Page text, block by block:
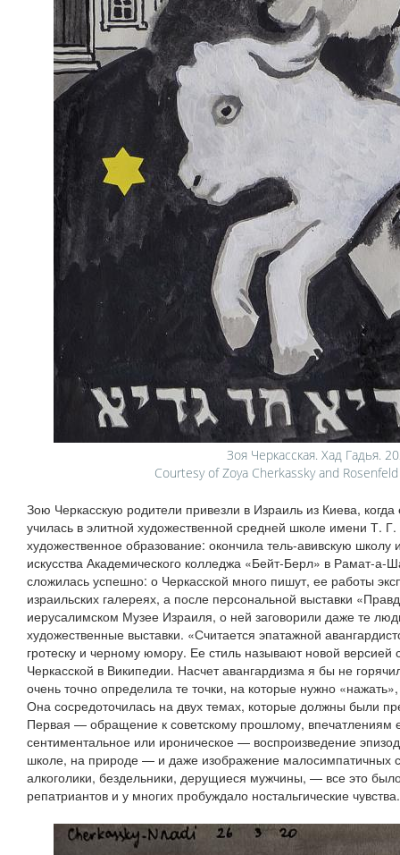
Зоя Черкасская. Хад Гадья.
Courtesy of Zoya Cherkassky and Rosenfeld
Зою Черкасскую родители привезли в Израиль из Киева,
училась в элитной художественной средней школе имени Т.
художественное образование: окончила тель‑авивскую
искусства Академического колледжа «Бейт‑Берл» в
сложилась успешно: о Черкасской много пишут, ее работы
израильских галереях, а после персональной выставки
иерусалимском Музее Израиля, о ней заговорили даже те
художественные выставки. «Считается эпатажной
гротеску и черному юмору. Ее стиль называют новой
Черкасской в Википедии. Насчет авангардизма я бы не
очень точно определила те точки, на которые нужно
Она сосредоточилась на двух темах, которые должны были
Первая — обращение к советскому прошлому, впечатлениям
сентиментальное или ироническое — воспроизведение
школе, на природе — и даже изображение малосимпатичных
алкоголики, бездельники, дерущиеся мужчины, — все это
репатриантов и у многих пробуждало ностальгические чувства.